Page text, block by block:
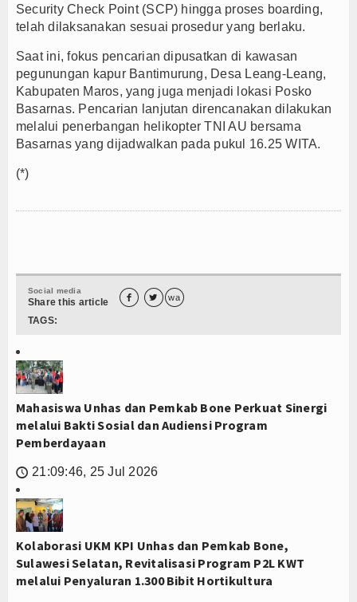
Security Check Point (SCP) hingga proses boarding,
telah dilaksanakan sesuai prosedur yang berlaku.
Saat ini, fokus pencarian dipusatkan di kawasan
pegunungan kapur Bantimurung, Desa Leang-Leang,
Kabupaten Maros, yang juga menjadi lokasi Posko
Basarnas. Pencarian lanjutan direncanakan dilakukan
melalui penerbangan helikopter TNI AU bersama
Basarnas yang dijadwalkan pada pukul 16.25 WITA.
(*)​
Social media
Share this article   wa
TAGS:
Mahasiswa Unhas dan Pemkab Bone Perkuat Sinergi
melalui Bakti Sosial dan Audiensi Program
Pemberdayaan
🕔 21:09:46, 25 Jul 2026
Kolaborasi UKM KPI Unhas dan Pemkab Bone,
Sulawesi Selatan, Revitalisasi Program P2L KWT
melalui Penyaluran 1.300 Bibit Hortikultura